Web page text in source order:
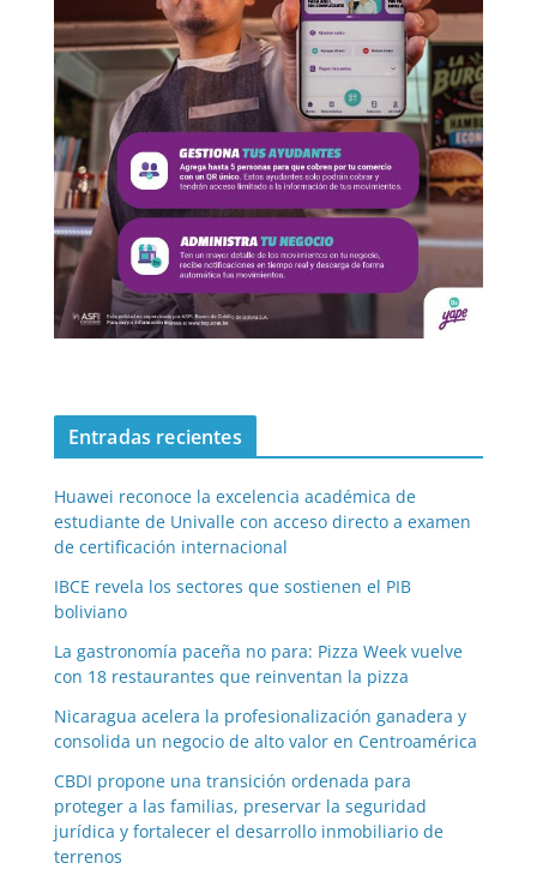
Entradas recientes
Huawei reconoce la excelencia académica de
estudiante de Univalle con acceso directo a examen
de certificación internacional
IBCE revela los sectores que sostienen el PIB
boliviano
La gastronomía paceña no para: Pizza Week vuelve
con 18 restaurantes que reinventan la pizza
Nicaragua acelera la profesionalización ganadera y
consolida un negocio de alto valor en Centroamérica
CBDI propone una transición ordenada para
proteger a las familias, preservar la seguridad
jurídica y fortalecer el desarrollo inmobiliario de
terrenos